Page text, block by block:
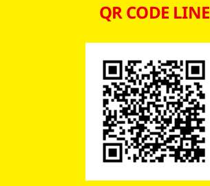
QR CODE LINE